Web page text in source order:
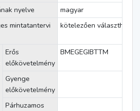
nyelve
magyar
mintatantervi
kötelezően választható
Erős
előkövetelmény
BMEGEGIBTTM
Gyenge
előkövetelmény
Párhuzamos